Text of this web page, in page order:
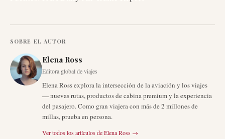
SOBRE EL AUTOR
Elena Ross
Editora global de viajes
Elena Ross explora la intersección de la aviación y los viajes
— nuevas rutas, productos de cabina premium y la experiencia
del pasajero. Como gran viajera con más de 2 millones de
millas, prueba en persona.
Ver todos los artículos deElena Ross →